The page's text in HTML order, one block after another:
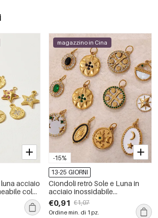
acciaio
color
-15%
magazzino in Cina
13-25 GIORNI
Ciondoli retrò Sole e Luna in
acciaio inossidabile
impermeabili color oro
€0,91 €1,07
Ordine min. di 1 pz.